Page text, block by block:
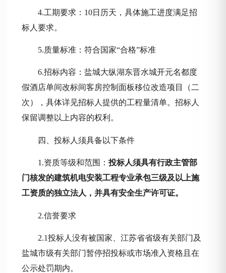
4.工期要求： 10日历天，具体施工进度满足招
标人要求。
5.质量标准：符合国家“合格”标准
6.招标内容：盐城大纵湖东晋水城开元名都度
假酒店单间改标间客房控制面板移位改造项目（二
次）
，具体详见招标人提供的工程量清单。招标人
保留调整以上内容的权利。
四、投标人须具备以下条件
1.资质等级和范围：投标人须具有行政主管部
门核发的建筑机电安装工程专业承包三级及以上施
工资质的独立法人，并具有安全生产许可证。
2.信誉要求
2.1投标人没有被国家、江苏省省级有关部门及
盐城市级有关部门暂停招投标或市场准入资格且在
公示处罚期内。